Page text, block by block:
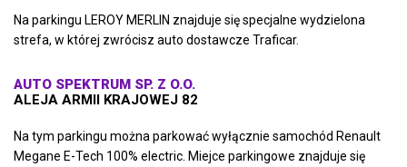
Na parkingu LEROY MERLIN znajduje się specjalne wydzielona
strefa, w której zwrócisz auto dostawcze Traficar.
AUTO SPEKTRUM SP. Z O.O.
ALEJA ARMII KRAJOWEJ 82
Na tym parkingu można parkować wyłącznie samochód Renault
Megane E-Tech 100% electric. Miejce parkingowe znajduje się